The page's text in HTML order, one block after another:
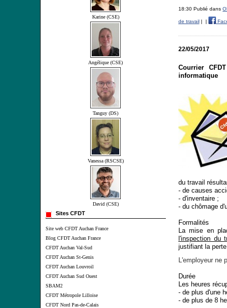
Karine (CSE)
Angélique (CSE)
Tanguy (DS)
Vanessa (RSCSE)
David (CSE)
Sites CFDT
Site web CFDT Auchan France
Blog CFDT Auchan France
CFDT Auchan Val-Sud
CFDT Auchan St-Genis
CFDT Auchan Louvroil
CFDT Auchan Sud Ouest
SBAM2
CFDT Métropole Lilloise
CFDT Nord Pas-de-Calais
18:30 Publié dans
de travail| |
22/05/2017
Courrier
informatique
du travail
- de causes
- d'inventaire ;
- du chômage
Formalités
La mise en
l'inspection du
justifiant la
L'employeur ne
Durée
Les heures
- de plus d'une
- de plus de 8